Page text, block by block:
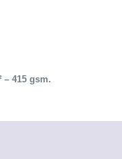
– 415 gsm.